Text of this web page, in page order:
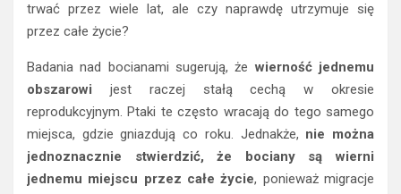
trwać przez wiele lat, ale czy naprawdę utrzymuje się
przez całe życie?
Badania nad bocianami sugerują, żewierność jednemu
obszarowi jest raczej stałą cechą w okresie
reprodukcyjnym. Ptaki te często wracają do tego samego
miejsca, gdzie gniazdują co roku. Jednakże, nie można
jednoznacznie stwierdzić, że bociany są wierni
jednemu miejscu przez całe życie, ponieważ migracje